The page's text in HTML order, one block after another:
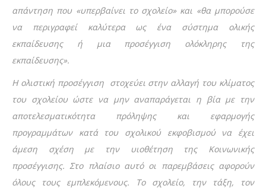
απάντηση που «υπερβαίνει το σχολείο» και «θα μπορούσε
να περιγραφεί καλύτερα ως ένα σύστημα ολικής
εκπαίδευσης ή μια προσέγγιση ολόκληρης της
εκπαίδευσης».
Η ολιστική προσέγγιση στοχεύει στην αλλαγή του κλίματος
του σχολείου ώστε να μην αναπαράγεται η βία με την
αποτελεσματικότητα πρόληψης και εφαρμογής
προγραμμάτων κατά του σχολικού εκφοβισμού να έχει
άμεση σχέση με την υιοθέτηση της Κοινωνικής
προσέγγισης. Στο πλαίσιο αυτό οι παρεμβάσεις αφορούν
όλους τους εμπλεκόμενους. Το σχολείο, την τάξη, τον